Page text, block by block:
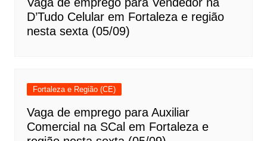
D’Tudo Celular em Fortaleza e região
nesta sexta (05/09)
Fortaleza e Região (CE)
Vaga de emprego para Auxiliar
Comercial na SCal em Fortaleza e